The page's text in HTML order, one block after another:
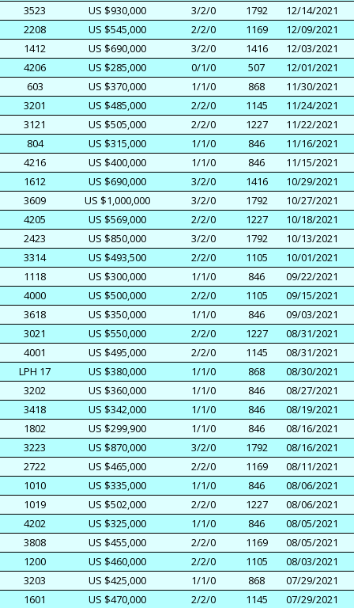
3523
US $930,000 3/2/0 1792
12/14/2021
2208
US $545,000 2/2/0 1169
12/09/2021
1412
US $690,000 3/2/0 1416
12/03/2021
4206
US $285,000 0/1/0 507
12/01/2021
603
US $370,000 1/1/0 868
11/30/2021
3201
US $485,000 2/2/0 1145
11/24/2021
3121
US $505,000 2/2/0 1227
11/22/2021
804
US $315,000 1/1/0 846
11/16/2021
4216
US $400,000 1/1/0 846
11/15/2021
1612
US $690,000 3/2/0 1416
10/29/2021
3609
US $1,000,000 3/2/0 1792
10/27/2021
4205
US $569,000 2/2/0 1227
10/18/2021
2423
US $850,000 3/2/0 1792
10/13/2021
3314
US $493,500 2/2/0 1105
10/01/2021
1118
US $300,000 1/1/0 846
09/22/2021
4000
US $500,000 2/2/0 1105
09/15/2021
3618
US $350,000 1/1/0 846
09/03/2021
3021
US $550,000 2/2/0 1227
08/31/2021
4001
US $495,000 2/2/0 1145
08/31/2021
LPH 17
US $380,000 1/1/0 868
08/30/2021
3202
US $360,000 1/1/0 846
08/27/2021
3418
US $342,000 1/1/0 846
08/19/2021
1802
US $299,900 1/1/0 846
08/16/2021
3223
US $870,000 3/2/0 1792
08/16/2021
2722
US $465,000 2/2/0 1169
08/11/2021
1010
US $335,000 1/1/0 846
08/06/2021
1019
US $502,000 2/2/0 1227
08/06/2021
4202
US $325,000 1/1/0 846
08/05/2021
3808
US $455,000 2/2/0 1169
08/05/2021
1200
US $460,000 2/2/0 1105
08/03/2021
3203
US $425,000 1/1/0 868
07/29/2021
1601
US $470,000 2/2/0 1145
07/29/2021